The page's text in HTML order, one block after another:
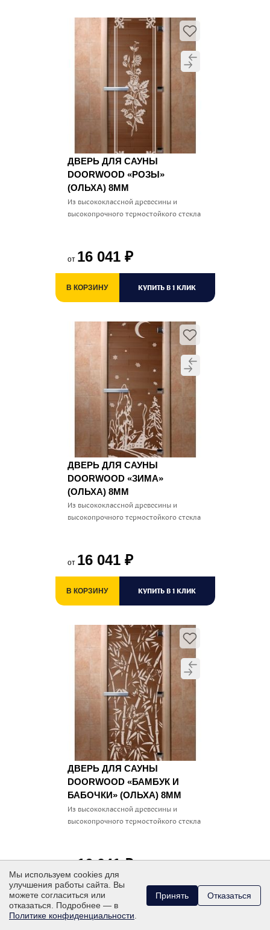
ДВЕРЬ ДЛЯ САУНЫ
DOORWOOD «РОЗЫ»
(ОЛЬХА) 8ММ
Из высококлассной древесины и
высокопрочного термостойкого стекла
от 16 041 ₽
В КОРЗИНУ КУПИТЬ В 1 КЛИК
ДВЕРЬ ДЛЯ САУНЫ
DOORWOOD «ЗИМА»
(ОЛЬХА) 8ММ
Из высококлассной древесины и
высокопрочного термостойкого стекла
от 16 041 ₽
В КОРЗИНУ КУПИТЬ В 1 КЛИК
ДВЕРЬ ДЛЯ САУНЫ
DOORWOOD «БАМБУК И
БАБОЧКИ» (ОЛЬХА) 8ММ
Из высококлассной древесины и
высокопрочного термостойкого стекла
16 041₽
В КОРЗИНУ КУПИТЬ В 1 КЛИК
Мы используем cookies для
улучшения работы сайта. Вы
можете согласиться или
отказаться. Подробнее — в
Политике конфиденциальности
Принять Отказаться